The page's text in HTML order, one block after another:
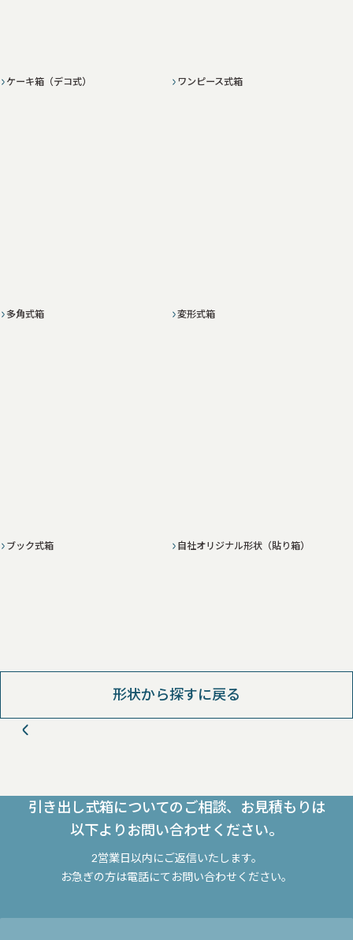
ケーキ箱（デコ式） ワンピース式箱
多角式箱 変形式箱
ブック式箱 自社オリジナル形状（貼り箱）
形状から探すに戻る
引き出し式箱についてのご相談、お見積もりは
以下よりお問い合わせください。
2営業日以内にご返信いたします。
お急ぎの方は電話にてお問い合わせください。